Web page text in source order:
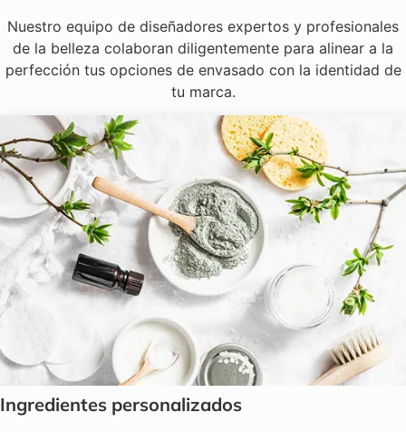
Nuestro equipo de diseñadores expertos y profesionales
de la belleza colaboran diligentemente para alinear a la
perfección tus opciones de envasado con la identidad de
tu marca.
Ingredientes personalizados